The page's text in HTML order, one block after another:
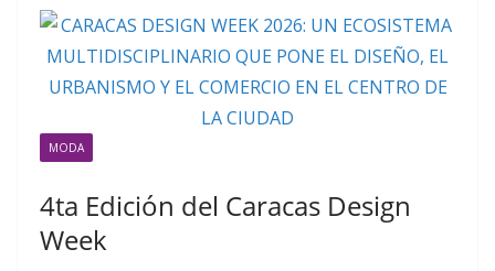
MODA
4ta Edición del Caracas Design
Week